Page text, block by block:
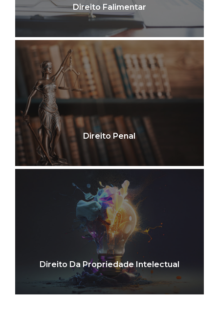
Direito Falimentar
Direito Penal
Direito Da Propriedade Intelectual